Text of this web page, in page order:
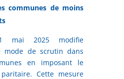
communes de moins
2025 modifie
mode de scrutin dans
en imposant le
Cette mesure